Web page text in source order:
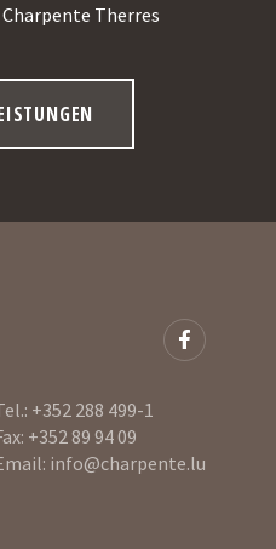
Therres
+352 288 499-1
+352 89 94 09
info@charpente.lu